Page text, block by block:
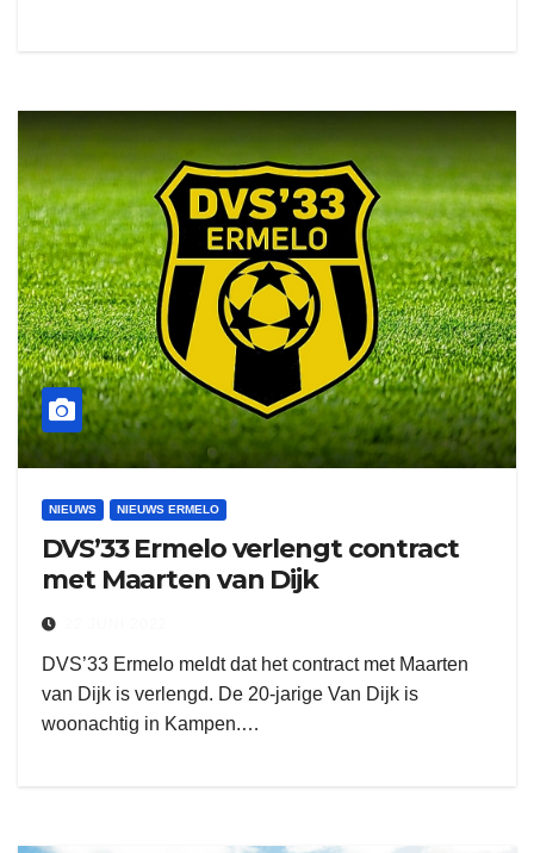
NIEUWS NIEUWS ERMELO
DVS’33 Ermelo verlengt contract
met Maarten van Dijk
DVS’33 Ermelo meldt dat het contract met Maarten
van Dijk is verlengd. De 20-jarige Van Dijk is
woonachtig in Kampen.…